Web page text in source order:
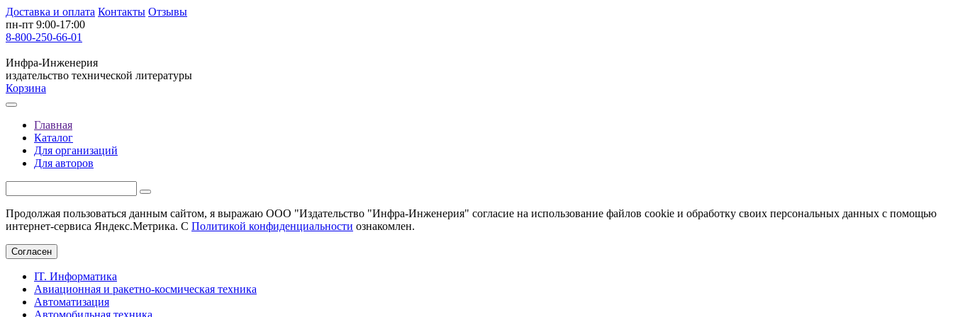
Доставка и оплата Контакты Отзывы
пн-пт 9:00-17:00
8-800-250-66-01
Инфра-Инженерия
издательство технической литературы
Корзина
Главная
Каталог
Для организаций
Для авторов
Продолжая пользоваться данным сайтом, я выражаю ООО "Издательство "Инфра-Инженерия" согласие на использование файлов cookie и обработку своих персональных данных с помощью
интернет-сервиса Яндекс.Метрика. С Политикой конфиденциальности ознакомлен.
Согласен
IT. Информатика
Авиационная и ракетно-космическая техника
Автоматизация
Автомобильная техника